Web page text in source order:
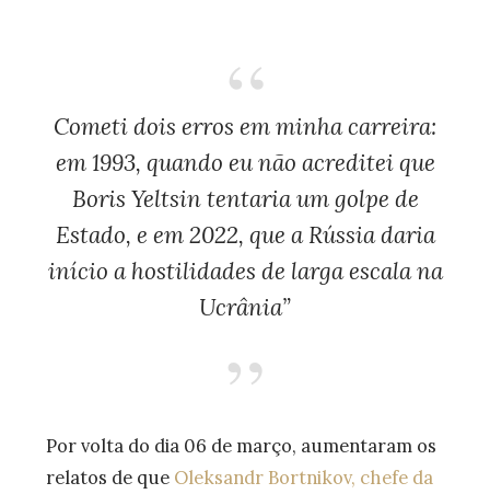
Cometi dois erros em minha carreira:
em 1993, quando eu não acreditei que
Boris Yeltsin tentaria um golpe de
Estado, e em 2022, que a Rússia daria
início a hostilidades de larga escala na
Ucrânia”
Por volta do dia 06 de março, aumentaram os
relatos de que Oleksandr Bortnikov, chefe da